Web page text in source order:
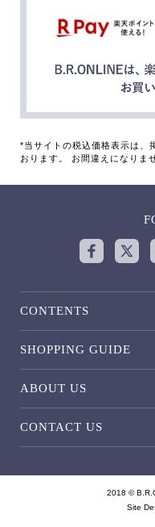
*当サイトの税込価格表示は、
おります。 お間違えになりま
CONTENTS
SHOPPING GUIDE
ABOUT US
CONTACT US
2018 ©
Site